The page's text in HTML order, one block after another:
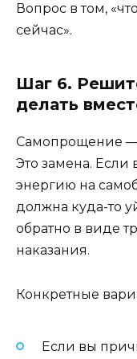
Вопрос в том,
сейчас».
Шаг 6.
делать
Самопрощение —
Это замена. Если
энергию на
должна куда-то
обратно в виде
наказания.
Конкретные
Если вы